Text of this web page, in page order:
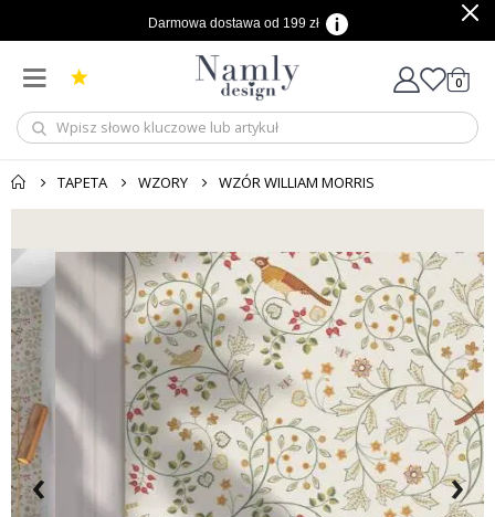
Darmowa dostawa od 199 zł
Cart
0
TAPETA WZORY WZÓR WILLIAM MORRIS
‹ ›